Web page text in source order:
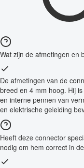
Wat zijn de afmetingen en
De afmetingen van de
breed en 4 mm hoog. Hij
en interne pennen van
en elektrische geleiding
Heeft deze connector
nodig om hem correct in